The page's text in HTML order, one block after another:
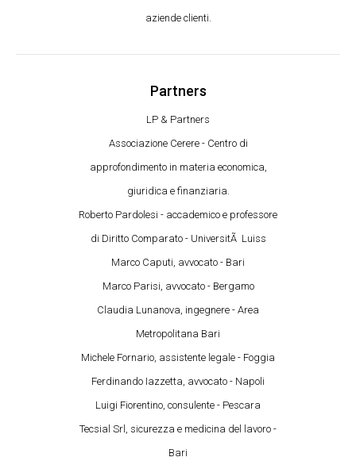
aziende clienti.
Partners
LP & Partners
Associazione Cerere - Centro di
approfondimento in materia economica,
giuridica e finanziaria.
Roberto Pardolesi - accademico e professore
di Diritto Comparato - UniversitÃ Luiss
Marco Caputi, avvocato - Bari
Marco Parisi, avvocato - Bergamo
Claudia Lunanova, ingegnere - Area
Metropolitana Bari
Michele Fornario, assistente legale - Foggia
Ferdinando Iazzetta, avvocato - Napoli
Luigi Fiorentino, consulente - Pescara
Tecsial Srl, sicurezza e medicina del lavoro -
Bari